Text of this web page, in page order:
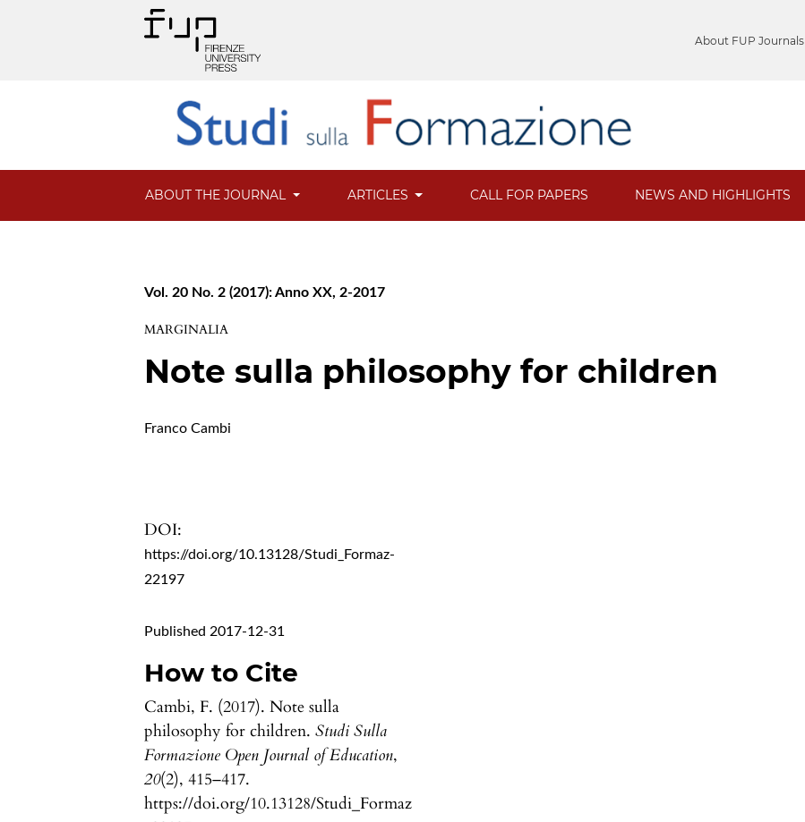
About FUP Journals
ABOUT THE JOURNAL ARTICLES CALL FOR PAPERS NEWS AND HIGHLIGHTS
Vol. 20 No. 2 (2017): Anno XX, 2-2017
MARGINALIA
Note sulla philosophy for children
Franco Cambi
DOI:
https://doi.org/10.13128/Studi_Formaz-
22197
Published 2017-12-31
How to Cite
Cambi, F. (2017). Note sulla
philosophy for children.Studi Sulla
Formazione Open Journal of Education,
20(2), 415–417.
https://doi.org/10.13128/Studi_Formaz